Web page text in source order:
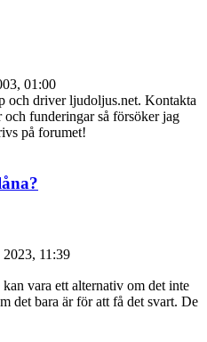
01:00
och driver ljudoljus.net. Kontakta
funderingar så försöker jag
på forumet!
11:39
vara ett alternativ om det inte
det bara är för att få det svart. De